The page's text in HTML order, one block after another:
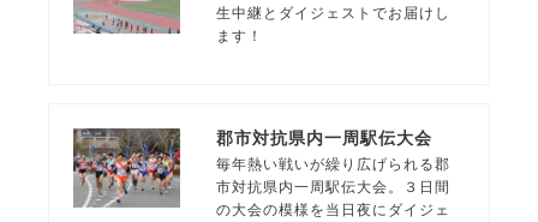
生中継とダイジェストでお届けし
ます！
郡市対抗県内一周駅伝大会
毎年熱い戦いが繰り広げられる郡
市対抗県内一周駅伝大会。３日間
の大会の模様を当日夜にダイジェ